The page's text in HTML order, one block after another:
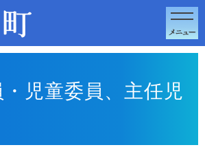
ページの本文へ移動
・児童委員、主任児